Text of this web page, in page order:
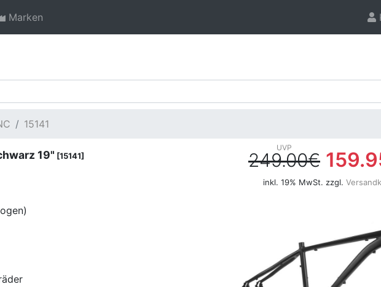
Marken
15141
19" [15141] 249.00€
inkl. 19% MwSt. zzgl.